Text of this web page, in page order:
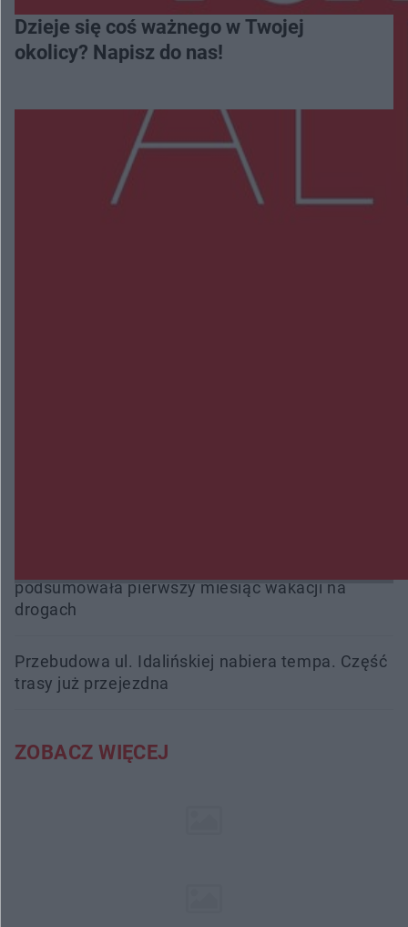
Dzieje się coś ważnego w Twojej
okolicy? Napisz do nas!
Więcej
podsumowała pierwszy miesiąc wakacji na
drogach
Przebudowa ul. Idalińskiej nabiera tempa. Część
trasy już przejezdna
ZOBACZ WIĘCEJ